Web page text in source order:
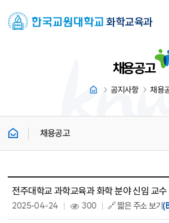
화학교육과
채용공고
공지사항 채용
채용공고
전주대학교 과학교육과 화학 분야 신임 교수
2025-04-24 300 🔗 짧은 주소 보기